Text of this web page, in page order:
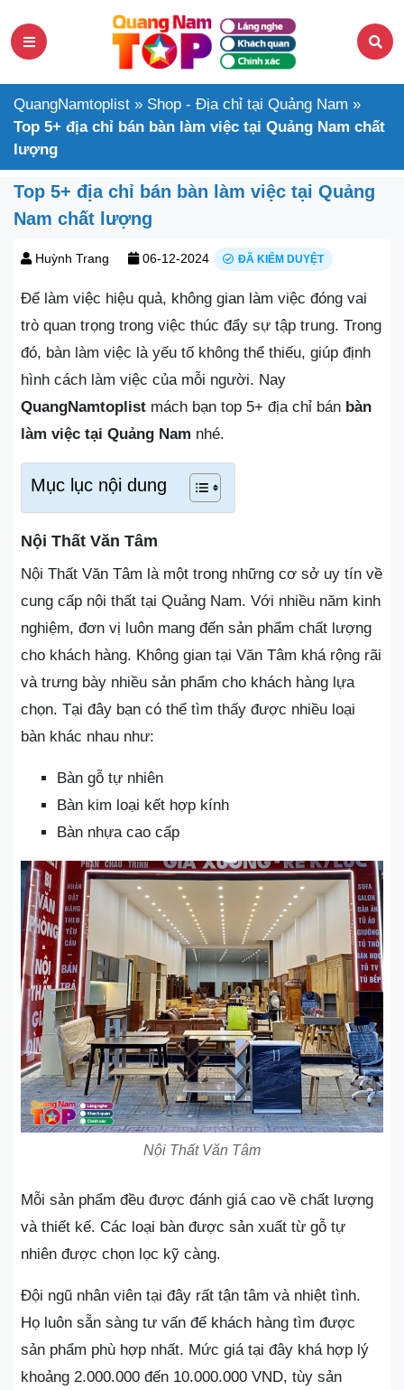
QuangNamtoplist » Shop - Địa chỉ tại Quảng Nam »
Top 5+ địa chỉ bán bàn làm việc tại Quảng Nam chất
lượng
Top 5+ địa chỉ bán bàn làm việc tại Quảng
Nam chất lượng
Huỳnh Trang 06-12-2024 ĐÃ KIỂM DUYỆT
Để làm việc hiệu quả, không gian làm việc đóng vai
trò quan trọng trong việc thúc đẩy sự tập trung. Trong
đó, bàn làm việc là yếu tố không thể thiếu, giúp định
hình cách làm việc của mỗi người. Nay
QuangNamtoplist mách bạn top 5+ địa chỉ bán bàn
làm việc tại Quảng Nam nhé.
Mục lục nội dung
Nội Thất Văn Tâm
Nội Thất Văn Tâm là một trong những cơ sở uy tín về
cung cấp nội thất tại Quảng Nam. Với nhiều năm kinh
nghiệm, đơn vị luôn mang đến sản phẩm chất lượng
cho khách hàng. Không gian tại Văn Tâm khá rộng rãi
và trưng bày nhiều sản phẩm cho khách hàng lựa
chọn. Tại đây bạn có thể tìm thấy được nhiều loại
bàn khác nhau như:
Bàn gỗ tự nhiên
Bàn kim loại kết hợp kính
Bàn nhựa cao cấp
Nội Thất Văn Tâm
Mỗi sản phẩm đều được đánh giá cao về chất lượng
và thiết kế. Các loại bàn được sản xuất từ gỗ tự
nhiên được chọn lọc kỹ càng.
Đội ngũ nhân viên tại đây rất tận tâm và nhiệt tình.
Họ luôn sẵn sàng tư vấn để khách hàng tìm được
sản phẩm phù hợp nhất. Mức giá tại đây khá hợp lý
khoảng 2.000.000 đến 10.000.000 VND, tùy sản